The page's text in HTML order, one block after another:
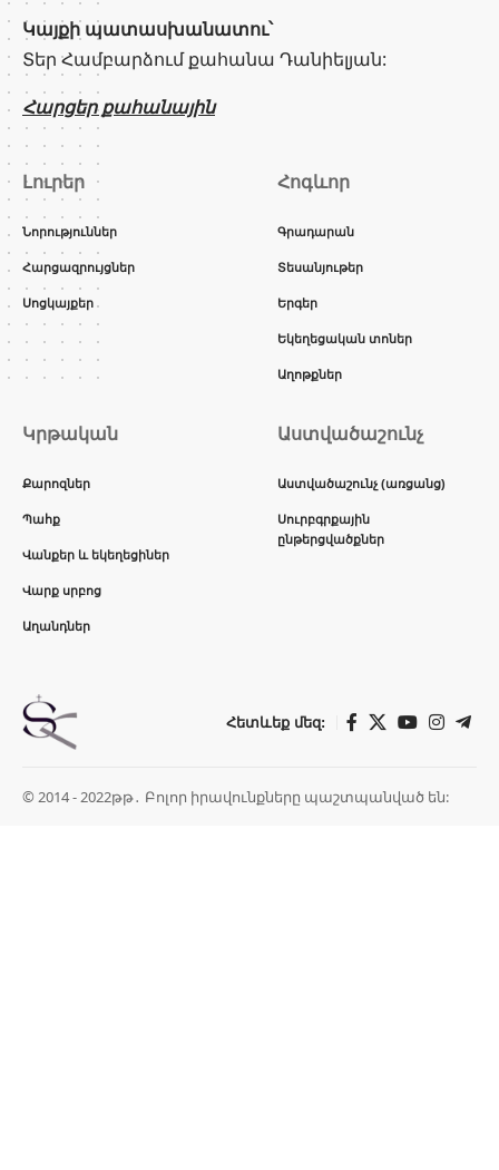
Կայքի պատասխանատու՝
Տեր Համբարձում քահանա Դանիելյան:
Հարցեր քահանային
Լուրեր
Նորություններ
Հարցազրույցներ
Սոցկայքեր
Հոգևոր
Գրադարան
Տեսանյութեր
Երգեր
Եկեղեցական տոներ
Աղոթքներ
Կրթական
Քարոզներ
Պահք
Վանքեր և եկեղեցիներ
Վարք սրբոց
Աղանդներ
Աստվածաշունչ
Աստվածաշունչ (առցանց)
Սուրբգրքային
ընթերցվածքներ
Հետևեք մեզ:
© 2014 - 2022թթ․ Բոլոր իրավունքները պաշտպանված են: